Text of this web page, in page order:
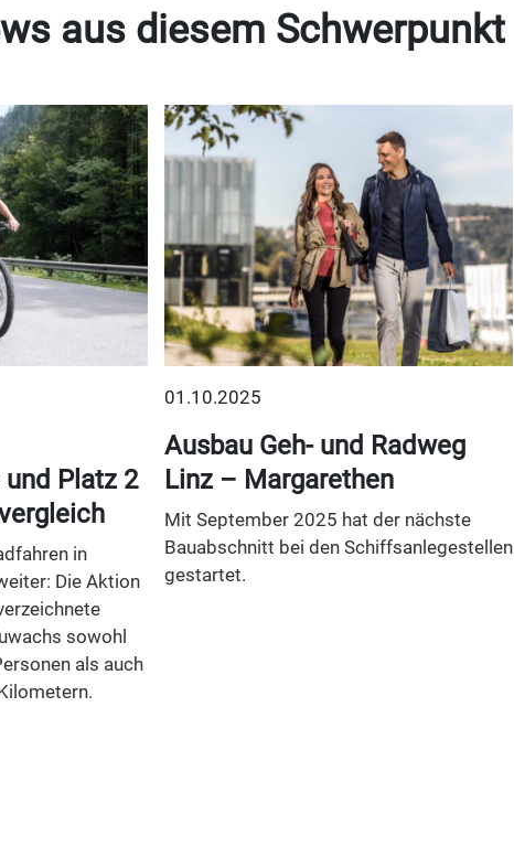
aus diesem Schwerpunkt
Platz 2
in
Die Aktion
sowohl
als auch
01.10.2025
Ausbau Geh- und Radweg
Linz – Margarethen
Mit September 2025 hat der nächste
Bauabschnitt bei den Schiffsanlegestellen
gestartet.